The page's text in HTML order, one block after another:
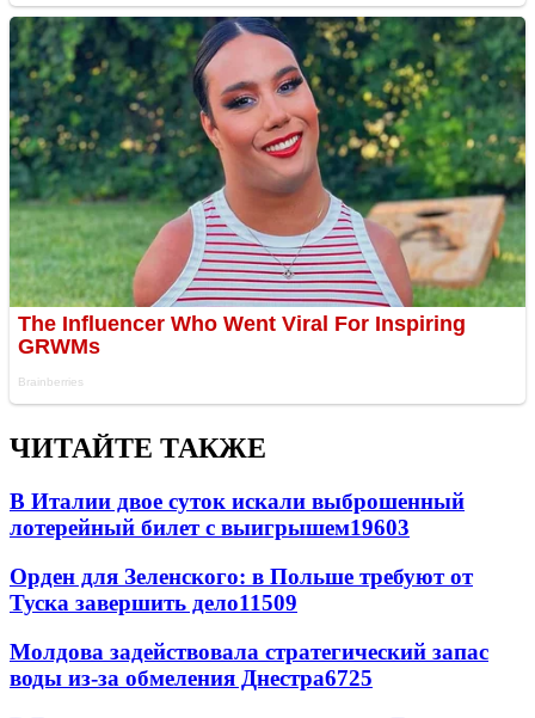
ЧИТАЙТЕ ТАКЖЕ
В Италии двое суток искали выброшенный
лотерейный билет с выигрышем19603
Орден для Зеленского: в Польше требуют от
Туска завершить дело11509
Молдова задействовала стратегический запас
воды из-за обмеления Днестра6725